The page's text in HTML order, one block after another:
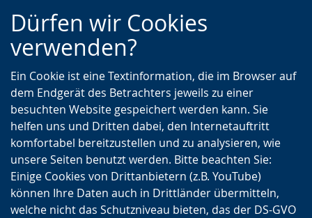
Zur
Hauptnavigation
Zur
Seitennavigation
Zum
Inhalt
Dürfen wir Cookies
verwenden?
Ein Cookie ist eine Textinformation, die im Browser auf
dem Endgerät des Betrachters jeweils zu einer
besuchten Website gespeichert werden kann. Sie
helfen uns und Dritten dabei, den Internetauftritt
komfortabel bereitzustellen und zu analysieren, wie
unsere Seiten benutzt werden. Bitte beachten Sie:
Einige Cookies von Drittanbietern (z.B. YouTube)
können Ihre Daten auch in Drittländer übermitteln,
welche nicht das Schutzniveau bieten, das der DS-GVO